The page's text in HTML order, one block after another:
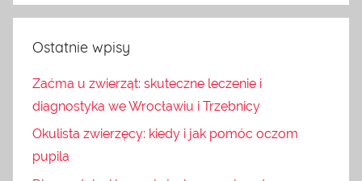
Ostatnie wpisy
Zaćma u zwierząt: skuteczne leczenie i
diagnostyka we Wrocławiu i Trzebnicy
Okulista zwierzęcy: kiedy i jak pomóc oczom
pupila